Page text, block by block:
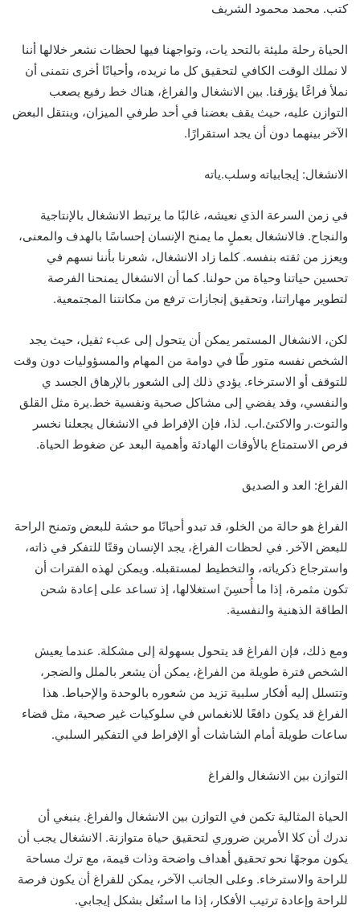
كتب. محمد محمود الشريف
الحياة رحلة مليئة بالتحد يات، وتواجهنا فيها لحظات نشعر خلالها أننا
لا نملك الوقت الكافي لتحقيق كل ما نريده، وأحيانًا أخرى نتمنى أن
نملأ فراغًا يؤرقنا. بين الانشغال والفراغ، هناك خط رفيع يصعب
التوازن عليه، حيث يقف بعضنا في أحد طرفي الميزان، وينتقل البعض
الآخر بينهما دون أن يجد استقرارًا.
الانشغال: إيجابياته وسلب.ياته
في زمن السرعة الذي نعيشه، غالبًا ما يرتبط الانشغال بالإنتاجية
والنجاح. فالانشغال بعملٍ ما يمنح الإنسان إحساسًا بالهدف والمعنى،
ويعزز من ثقته بنفسه. كلما زاد الانشغال، شعرنا بأننا نسهم في
تحسين حياتنا وحياة من حولنا. كما أن الانشغال يمنحنا الفرصة
لتطوير مهاراتنا، وتحقيق إنجازات ترفع من مكانتنا المجتمعية.
لكن، الانشغال المستمر يمكن أن يتحول إلى عبء ثقيل، حيث يجد
الشخص نفسه متور طًا في دوامة من المهام والمسؤوليات دون وقت
للتوقف أو الاسترخاء. يؤدي ذلك إلى الشعور بالإرهاق الجسد ي
والنفسي، وقد يفضي إلى مشاكل صحية ونفسية خط.يرة مثل القلق
والتوت.ر والاكتئ.اب. لذا، فإن الإفراط في الانشغال يجعلنا نخسر
فرص الاستمتاع بالأوقات الهادئة وأهمية البعد عن ضغوط الحياة.
الفراغ: العد و الصديق
الفراغ هو حالة من الخلو، قد تبدو أحيانًا مو حشة للبعض وتمنح الراحة
للبعض الآخر. في لحظات الفراغ، يجد الإنسان وقتًا للتفكر في ذاته،
واسترجاع ذكرياته، والتخطيط لمستقبله. ويمكن لهذه الفترات أن
تكون مثمرة، إذا ما أُحسِنَ استغلالها، إذ تساعد على إعادة شحن
الطاقة الذهنية والنفسية.
ومع ذلك، فإن الفراغ قد يتحول بسهولة إلى مشكلة. عندما يعيش
الشخص فترة طويلة من الفراغ، يمكن أن يشعر بالملل والضجر،
وتتسلل إليه أفكار سلبية تزيد من شعوره بالوحدة والإحباط. هذا
الفراغ قد يكون دافعًا للانغماس في سلوكيات غير صحية، مثل قضاء
ساعات طويلة أمام الشاشات أو الإفراط في التفكير السلبي.
التوازن بين الانشغال والفراغ
الحياة المثالية تكمن في التوازن بين الانشغال والفراغ. ينبغي أن
ندرك أن كلا الأمرين ضروري لتحقيق حياة متوازنة. الانشغال يجب أن
يكون موجهًا نحو تحقيق أهداف واضحة وذات قيمة، مع ترك مساحة
للراحة والاسترخاء. وعلى الجانب الآخر، يمكن للفراغ أن يكون فرصة
للراحة وإعادة ترتيب الأفكار، إذا ما استُغل بشكل إيجابي.